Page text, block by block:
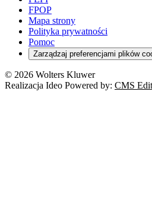
FPOP
Mapa strony
Polityka prywatności
Pomoc
Zarządzaj preferencjami plików
© 2026 Wolters Kluwer
Realizacja Ideo Powered by: CMS